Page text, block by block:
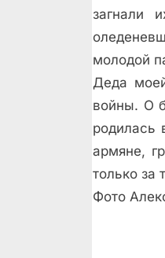
загнали
молодой
Деда
войны. О
родилась
армяне,
только за
Фото